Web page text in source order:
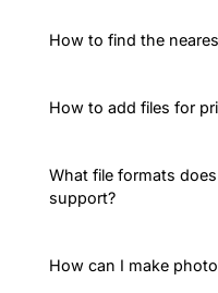
How to find the
How to add files for
What file formats
support?
How can I make